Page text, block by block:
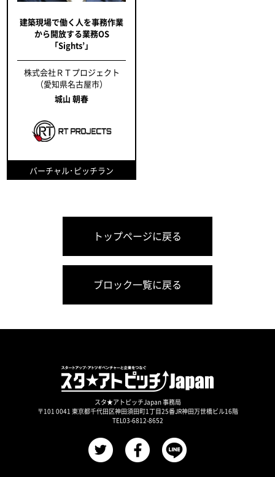
建築現場で働く人を事務作業
から開放する業務OS
「Sights’」
株式会社ＲＴプロジェクト
（愛知県名古屋市）
城山 朝春
バーチャル･ピッチラン
トップページに戻る
ブロック一覧に戻る
スタ★アトピッチJapan 事務局
〒101 0041 東京都千代田区神田須田町1丁目25番JR神田万世橋ビル16階
TEL03-6812-8652